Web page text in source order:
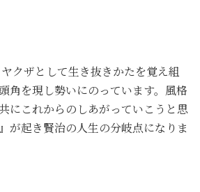
クザとして生き抜きかたを覚え組
角を現し勢いにのっています。風格
にこれからのしあがっていこうと思
が起き賢治の人生の分岐点になりま